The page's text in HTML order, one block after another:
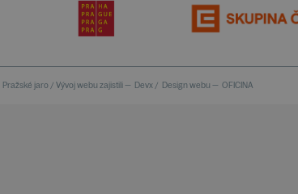
Pražské jaro / Vývoj webu zajistili — Devx / Design webu — OFICINA